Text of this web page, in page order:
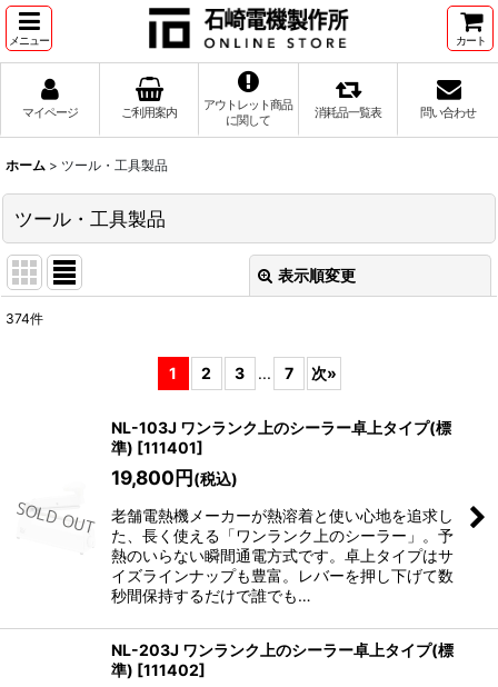
メニュー カート
マイページ ご利用案内
アウトレット商品
に関して
消耗品一覧表 問い合わせ
ホーム > ツール・工具製品
ツール・工具製品
表示順変更
絞り込む
374件
1 2 3 ... 7 次»
NL-103J ワンランク上のシーラー卓上タイプ(標
準) [111401]
19,800円(税込)
老舗電熱機メーカーが熱溶着と使い心地を追求し
た、長く使える「ワンランク上のシーラー」。予
熱のいらない瞬間通電方式です。卓上タイプはサ
イズラインナップも豊富。レバーを押し下げて数
秒間保持するだけで誰でも…
NL-203J ワンランク上のシーラー卓上タイプ(標
準) [111402]